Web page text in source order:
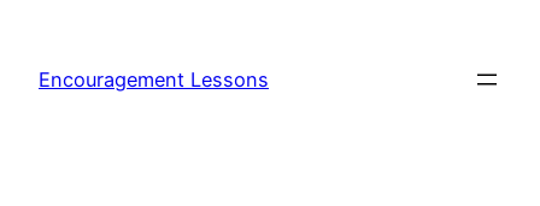
Encouragement Lessons